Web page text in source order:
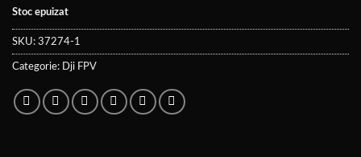
Stoc epuizat
SKU: 37274-1
Categorie: Dji FPV